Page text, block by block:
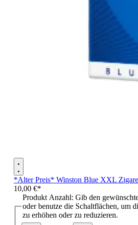
*Alter Preis* Winston Blue XXL
10,00 €*
Produkt Anzahl: Gib den
oder benutze die Schaltflächen, um
zu erhöhen oder zu reduzieren.